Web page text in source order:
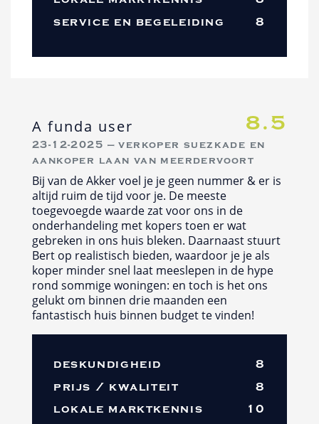
service en begeleiding
8
A funda user 8.5
23-12-2025 — verkoper suezkade en
aankoper laan van meerdervoort
Bij van de Akker voel je je geen nummer & er is
altijd ruim de tijd voor je. De meeste
toegevoegde waarde zat voor ons in de
onderhandeling met kopers toen er wat
gebreken in ons huis bleken. Daarnaast stuurt
Bert op realistisch bieden, waardoor je je als
koper minder snel laat meeslepen in de hype
rond sommige woningen: en toch is het ons
gelukt om binnen drie maanden een
fantastisch huis binnen budget te vinden!
deskundigheid
8
prijs / kwaliteit
8
lokale marktkennis
10